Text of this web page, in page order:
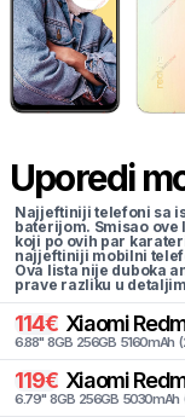
Uporedi
Najjeftiniji telefoni sa
baterijom. Smisao ove
koji po ovih par
najjeftiniji mobilni
Ova lista nije duboka
prave razliku u
114€ Xiaomi
6.88" 8GB 256GB 5160mAh (
119€ Xiaomi
6.79" 8GB 256GB 5030mAh